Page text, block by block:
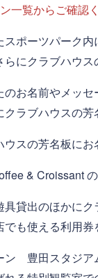
一覧からご確認く
ポーツパーク
にクラブハウス
お名前やメッ
ラブハウスの芳
スの芳名板にお
& Croissant の
貸出のほかに
も使える利用券
ン 豊田スタジ